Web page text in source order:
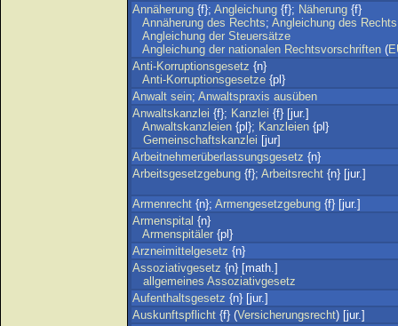
Annäherung {f}; Angleichung {f}; Näherung {f}
Annäherung des Rechts; Angleichung des Rechts
Angleichung der Steuersätze
Angleichung der nationalen Rechtsvorschriften (
Anti-Korruptionsgesetz {n}
Anti-Korruptionsgesetze {pl}
Anwalt sein; Anwaltspraxis ausüben
Anwaltskanzlei {f}; Kanzlei {f} [jur.]
Anwaltskanzleien {pl}; Kanzleien {pl}
Gemeinschaftskanzlei [jur]
Arbeitnehmerüberlassungsgesetz {n}
Arbeitsgesetzgebung {f}; Arbeitsrecht {n} [jur.]
Armenrecht {n}; Armengesetzgebung {f} [jur.]
Armenspital {n}
Armenspitäler {pl}
Arzneimittelgesetz {n}
Assoziativgesetz {n} [math.]
allgemeines Assoziativgesetz
Aufenthaltsgesetz {n} [jur.]
Auskunftspflicht {f} (Versicherungsrecht) [jur.]